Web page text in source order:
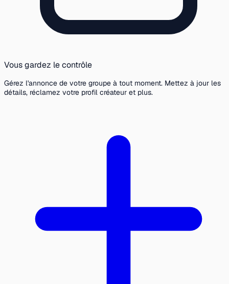
Vous gardez le contrôle
Gérez l'annonce de votre groupe à tout moment. Mettez à jour les
détails, réclamez votre profil créateur et plus.